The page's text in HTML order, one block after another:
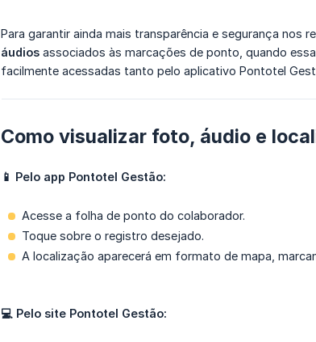
Para garantir ainda mais transparência e segurança nos
áudios associados às marcações de ponto, quando
facilmente acessadas tanto pelo aplicativo Pontotel
Como visualizar foto, áudio e
📱 Pelo app Pontotel Gestão:
Acesse a folha de ponto do colaborador.
Toque sobre o registro desejado.
A localização aparecerá em formato de mapa,
💻 Pelo site Pontotel Gestão: